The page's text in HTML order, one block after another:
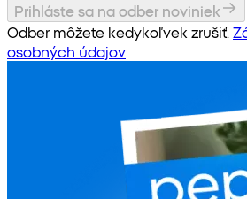
Prihláste sa na odber noviniek
Odber môžete kedykoľvek zrušiť.
osobných údajov